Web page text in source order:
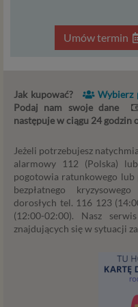
Umów termin
Jak kupować?
Wybierz
Podaj nam swoje dane
następuje w ciągu 24 godzin
Jeżeli potrzebujesz
alarmowy 112 (Polska)
pogotowia ratunkowego lub
bezpłatnego
dorosłych tel. 116 123
(12:00-02:00). Nasz
znajdujących się w sytuacji
wyłącznie w przypadku
przez RODO podstaw
dostosowanym do danej
przypadku udzielenia
ograniczenia lub innych
ograniczających tę
wykonywania, a w
przetwarzania danych
administratora – do
interesu.
Administratorzy
Administratorami
Consulting Aneta
internetowego
możesz sprawdzić